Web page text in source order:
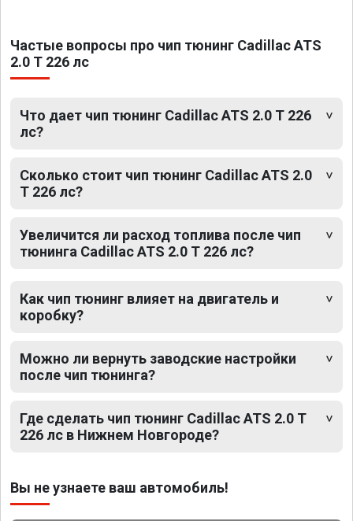
Частые вопросы про чип тюнинг Cadillac ATS
2.0 T 226 лс
Что дает чип тюнинг Cadillac ATS 2.0 T 226
лс?
Сколько стоит чип тюнинг Cadillac ATS 2.0
T 226 лс?
Увеличится ли расход топлива после чип
тюнинга Cadillac ATS 2.0 T 226 лс?
Как чип тюнинг влияет на двигатель и
коробку?
Можно ли вернуть заводские настройки
после чип тюнинга?
Где сделать чип тюнинг Cadillac ATS 2.0 T
226 лс в Нижнем Новгороде?
Вы не узнаете ваш автомобиль!